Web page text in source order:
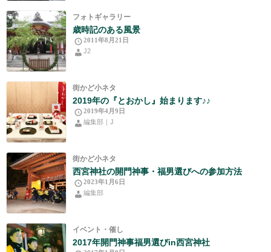
フォトギャラリー
歳時記のある風景
2011年8月21日
J2
街かど小ネタ
2019年の『とおかし』始まります♪♪
2019年4月9日
編集部｜J
街かど小ネタ
西宮神社の開門神事・福男選びへの参加方法
2023年1月6日
編集部
イベント・催し
2017年開門神事福男選びin西宮神社